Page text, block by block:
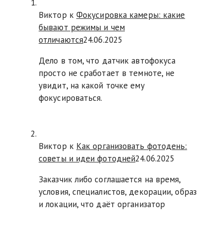
Виктор к Фокусировка камеры: какие
бывают режимы и чем
отличаются24.06.2025
Дело в том, что датчик автофокуса
просто не сработает в темноте, не
увидит, на какой точке ему
фокусироваться.
Виктор к Как организовать фотодень:
советы и идеи фотодней24.06.2025
Заказчик либо соглашается на время,
условия, специалистов, декорации, образ
и локации, что даёт организатор